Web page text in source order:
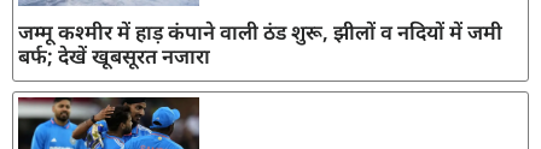
जम्मू कश्मीर में हाड़ कंपाने वाली ठंड शुरू, झीलों व नदियों में जमी
बर्फ; देखें खूबसूरत नजारा